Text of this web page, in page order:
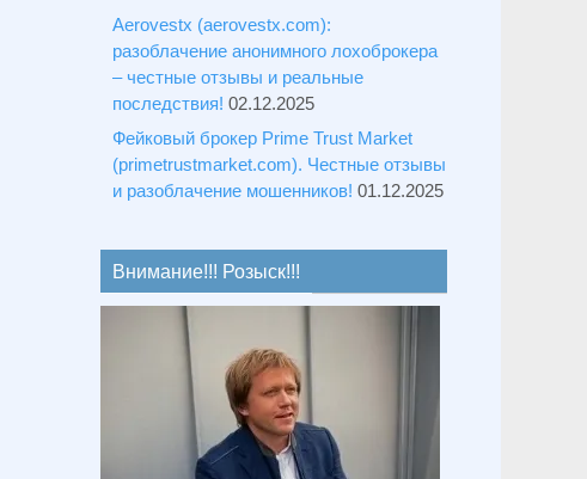
Aerovestx (aerovestx.com):
разоблачение анонимного лохоброкера
– честные отзывы и реальные
последствия! 02.12.2025
Фейковый брокер Prime Trust Market
(primetrustmarket.com). Честные отзывы
и разоблачение мошенников! 01.12.2025
Внимание!!! Розыск!!!